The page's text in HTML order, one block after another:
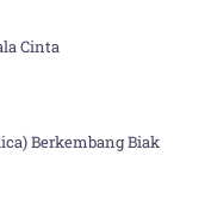
Cinta
Berkembang Biak